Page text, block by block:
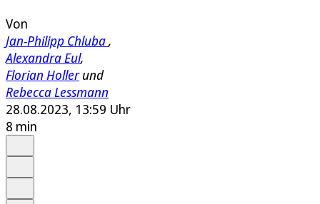
Von
Jan-Philipp Chluba,
Alexandra Eul,
Florian Hollerund
Rebecca Lessmann
28.08.2023, 13:59 Uhr
8 min